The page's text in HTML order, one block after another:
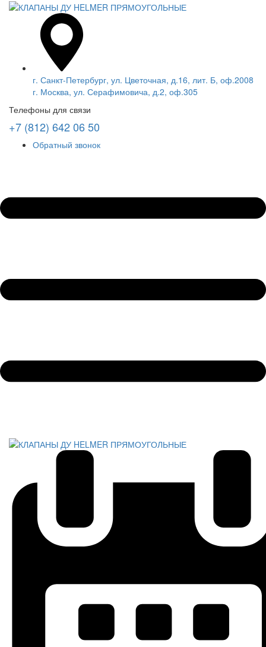
г. Санкт-Петербург, ул. Цветочная, д.16, лит. Б, оф.2008
г. Москва, ул. Серафимовича, д.2, оф.305
Телефоны для связи
+7 (812) 642 06 50
Обратный звонок